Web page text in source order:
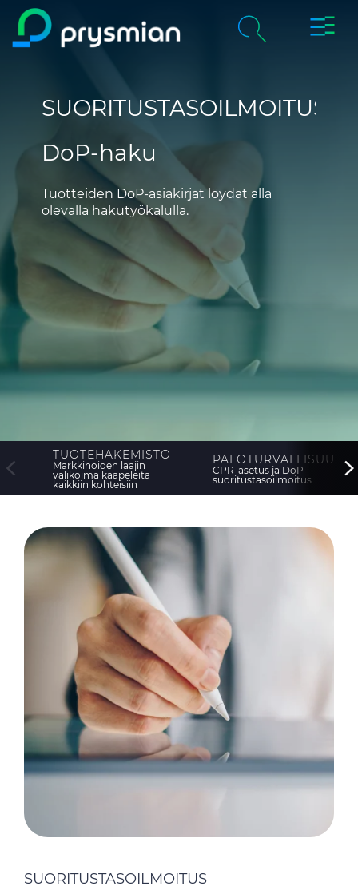
prysmian.skip_to_main_content
Haku
Tuotteet & palvelut
Vastuullisuus
Ura Prysmianilla
Uutiset
Yhteystiedot
WebCatalogue
E Path
DoP, CPR
Kaapelikelat
HISTORIA
SUORITUSTASOILMOITUS
DoP-haku
Tuotteiden DoP-asiakirjat löydät alla
olevalla hakutyökalulla.
TUOTEHAKEMISTO
Markkinoiden laajin
valikoima kaapeleita
kaikkiin kohteisiin
PALOTURVALLISUUS
CPR-asetus ja DoP-
suoritustasoilmoitus
SUORITUSTASOILMOITUS